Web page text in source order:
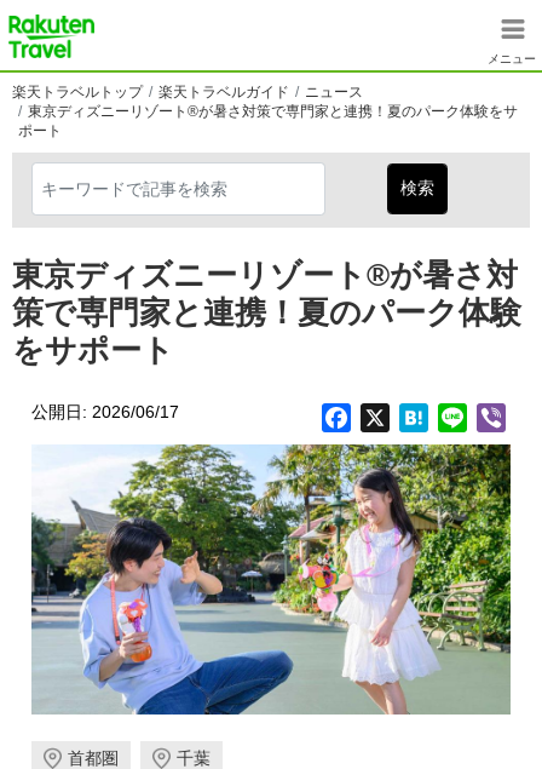
メニュー
楽天トラベルトップ 楽天トラベルガイド
ニュース
東京ディズニーリゾート®が暑さ対策で専門家と連携！夏のパーク体験をサ
ポート
東京ディズニーリゾート®が暑さ対
策で専門家と連携！夏のパーク体験
をサポート
公開日: 2026/06/17 Facebook HatenaLine
首都圏 千葉